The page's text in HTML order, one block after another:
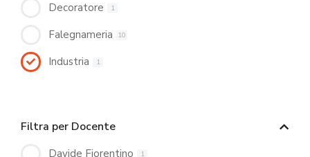
Decoratore 1
Falegnameria 10
Industria 1
Filtra per Docente
Davide Fiorentino 1